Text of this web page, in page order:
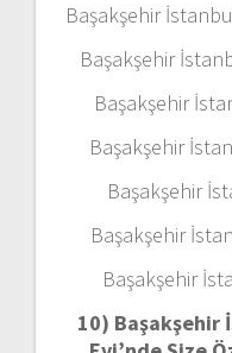
Başakşehir
Başakşehir
Başakşehir
Başakşehir
Başakşehir
Başakşehir
Başakşehir
10) Başakşehir